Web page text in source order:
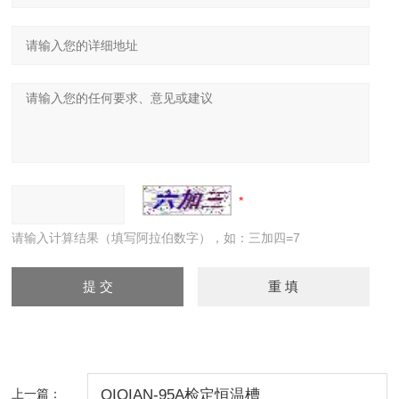
请输入计算结果（填写阿拉伯数字），如：三加四=7
上一篇： QIQIAN-95A检定恒温槽